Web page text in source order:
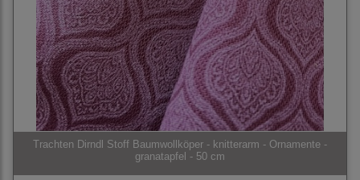
Trachten Dirndl Stoff Baumwollköper - knitterarm - Ornamente -
granatapfel - 50 cm